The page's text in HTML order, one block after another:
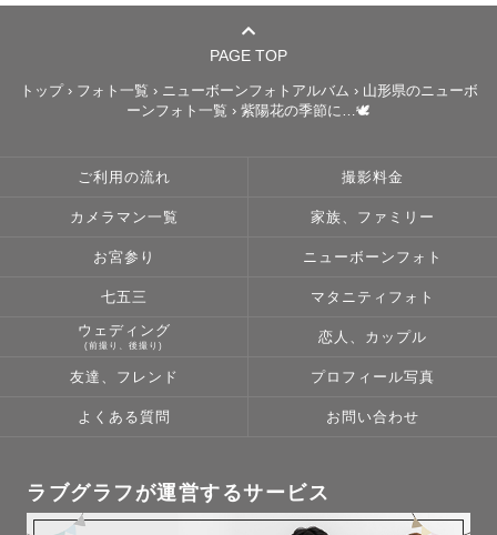
平日土日祝日の撮影が可能です。
× △の日も調整可能な場合がありますので
お気軽にご相談ください。
🌼アートニューボンについて🌼
アートニューボーンフォトは生後3週間まで撮影を受け付け
赤ちゃんをお預かりし、おくるみや裸でのポージングで撮
おくるみやカゴ、基本的な小物は私がご準備いたします。
す。
新生児ならではの、とびきりかわいい「今」だけの姿を残
PAGE TOP
トップ› フォト一覧 › ニューボーンフォトアルバム › 山形県のニューボ
ーンフォト一覧 › 紫陽花の季節に…🕊️
ご利用の流れ 撮影料金
カメラマン一覧 家族、ファミリー
お宮参り ニューボーンフォト
七五三 マタニティフォト
ウェディング
(前撮り、後撮り)
恋人、カップル
友達、フレンド プロフィール写真
よくある質問 お問い合わせ
ラブグラフが運営するサービス